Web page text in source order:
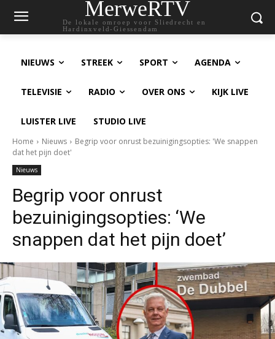
MerweRTV
De lokale omroep voor Sliedrecht en
Hardinxveld-Giessendam
NIEUWS STREEK SPORT AGENDA
TELEVISIE RADIO OVER ONS KIJK LIVE
LUISTER LIVE STUDIO LIVE
Home Nieuws
Begrip voor onrust bezuinigingsopties: 'We snappen
dat het pijn doet'
Nieuws
Begrip voor onrust
bezuinigingsopties: ‘We
snappen dat het pijn doet’